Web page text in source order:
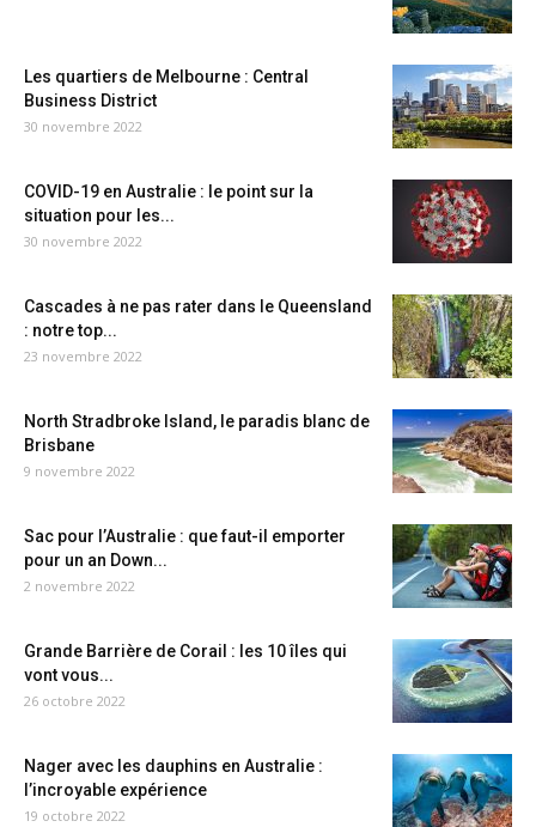
Les quartiers de Melbourne : Central
Business District
30 novembre 2022
COVID-19 en Australie : le point sur la
situation pour les...
30 novembre 2022
Cascades à ne pas rater dans le Queensland
: notre top...
23 novembre 2022
North Stradbroke Island, le paradis blanc de
Brisbane
9 novembre 2022
Sac pour l’Australie : que faut-il emporter
pour un an Down...
2 novembre 2022
Grande Barrière de Corail : les 10 îles qui
vont vous...
26 octobre 2022
Nager avec les dauphins en Australie :
l’incroyable expérience
19 octobre 2022